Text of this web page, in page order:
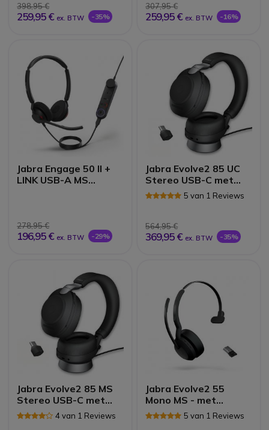
398,95 €
259,95 € ex. BTW -35%
307,95 €
259,95 € ex. BTW -16%
Jabra Engage 50 II +
LINK USB-A MS
278,95 €
196,95 € ex. BTW -29%
Jabra Evolve2 85 UC
Stereo USB-C met
oplaadstand - Zwart
5 van 1 Reviews
564,95 €
369,95 € ex. BTW -35%
Jabra Evolve2 85 MS
Stereo USB-C met
oplaadstand - Zwart
4 van 1 Reviews
Jabra Evolve2 55
Mono MS - met
Link380 USB-A
Dongle
5 van 1 Reviews